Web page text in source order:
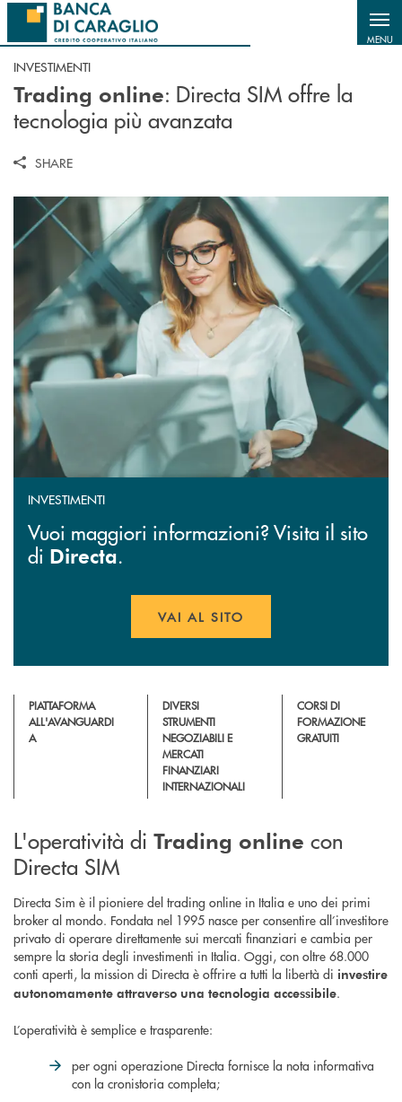
Salta al contenuto principale
MENU
INVESTIMENTI
Trading online: Directa SIM offre la
tecnologia più avanzata
SHARE
INVESTIMENTI
Vuoi maggiori informazioni? Visita il sito
di Directa.
VAI AL SITO
PIATTAFORMA
ALL'AVANGUARDI
A
DIVERSI
STRUMENTI
NEGOZIABILI E
MERCATI
FINANZIARI
INTERNAZIONALI
CORSI DI
FORMAZIONE
GRATUITI
L'operatività di Trading online con
Directa SIM
Directa Sim è il pioniere del trading online in Italia e uno dei primi
broker al mondo. Fondata nel 1995 nasce per consentire all’investitore
privato di operare direttamente sui mercati finanziari e cambia per
sempre la storia degli investimenti in Italia. Oggi, con oltre 68.000
conti aperti, la mission di Directa è offrire a tutti la libertà di investire
autonomamente attraverso una tecnologia accessibile.
L’operatività è semplice e trasparente:
per ogni operazione Directa fornisce la nota informativa
con la cronistoria completa;